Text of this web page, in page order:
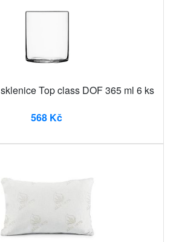
Top class DOF 365 ml 6 ks
568 Kč